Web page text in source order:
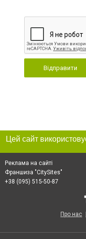
Відправити
Реклама на сайті
Франшиза "CitySites"
+38 (095) 515-50-87
Про нас